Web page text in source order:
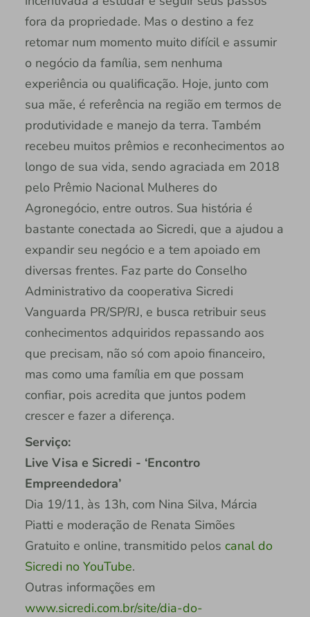
fora da propriedade. Mas o destino a fez
retomar num momento muito difícil e assumir
o negócio da família, sem nenhuma
experiência ou qualificação. Hoje, junto com
sua mãe, é referência na região em termos de
produtividade e manejo da terra. Também
recebeu muitos prêmios e reconhecimentos ao
longo de sua vida, sendo agraciada em 2018
pelo Prêmio Nacional Mulheres do
Agronegócio, entre outros. Sua história é
bastante conectada ao Sicredi, que a ajudou a
expandir seu negócio e a tem apoiado em
diversas frentes. Faz parte do Conselho
Administrativo da cooperativa Sicredi
Vanguarda PR/SP/RJ, e busca retribuir seus
conhecimentos adquiridos repassando aos
que precisam, não só com apoio financeiro,
mas como uma família em que possam
confiar, pois acredita que juntos podem
crescer e fazer a diferença.
Serviço:
Live Visa e Sicredi - ‘Encontro
Empreendedora’
Dia 19/11, às 13h, com Nina Silva, Márcia
Piatti e moderação de Renata Simões
Gratuito e online, transmitido pelos canal do
Sicredi no YouTube.
Outras informações em
www.sicredi.com.br/site/dia-do-